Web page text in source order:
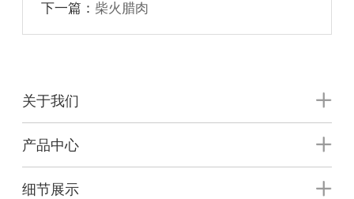
下一篇： 柴火腊肉
关于我们
产品中心
细节展示